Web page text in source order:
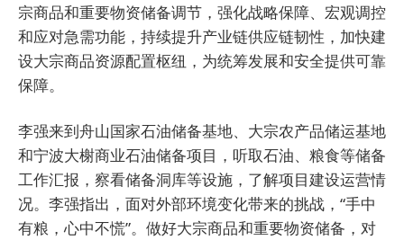
宗商品和重要物资储备调节，强化战略保障、宏观调控
和应对急需功能，持续提升产业链供应链韧性，加快建
设大宗商品资源配置枢纽，为统筹发展和安全提供可靠
保障。
李强来到舟山国家石油储备基地、大宗农产品储运基地
和宁波大榭商业石油储备项目，听取石油、粮食等储备
工作汇报，察看储备洞库等设施，了解项目建设运营情
况。李强指出，面对外部环境变化带来的挑战，“手中
有粮，心中不慌”。做好大宗商品和重要物资储备，对